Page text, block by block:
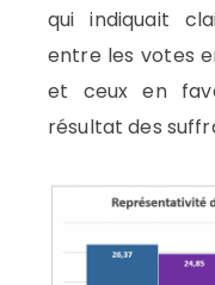
qui indiquait
entre les votes
et ceux en
résultat des